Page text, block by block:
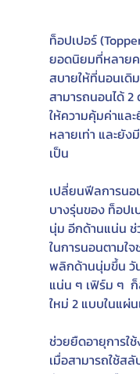
ท็อปเปอร์
ยอดนิยมที่หลายค
สบายให้ที่นอนเดิ
สามารถนอนได้ 2
ให้ความคุ้มค่าแล
หลายเท่า และยัง
เป็น
เปลี่ยนฟีลการน
บางรุ่นของ ท็อป
นุ่ม อีกด้านแน่น
ในการนอนตามใ
พลิกด้านนุ่มขึ้น วั
แน่น ๆ เฟิร์ม ๆ
ใหม่ 2 แบบในแผ่
ช่วยยืดอายุการใช้
เมื่อสามารถใช้ส